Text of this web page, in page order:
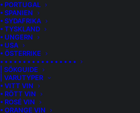
• PORTUGAL
• SPANIEN
• SYDAFRIKA
• TYSKLAND
• UNGERN
• USA
• ÖSTERRIKE
• • • • • • • • • • • • • • • • •
| SÖKGUIDE
| VARUTYPER
• VITT VIN
• RÖTT VIN
• ROSÉ VIN
• ORANGE VIN